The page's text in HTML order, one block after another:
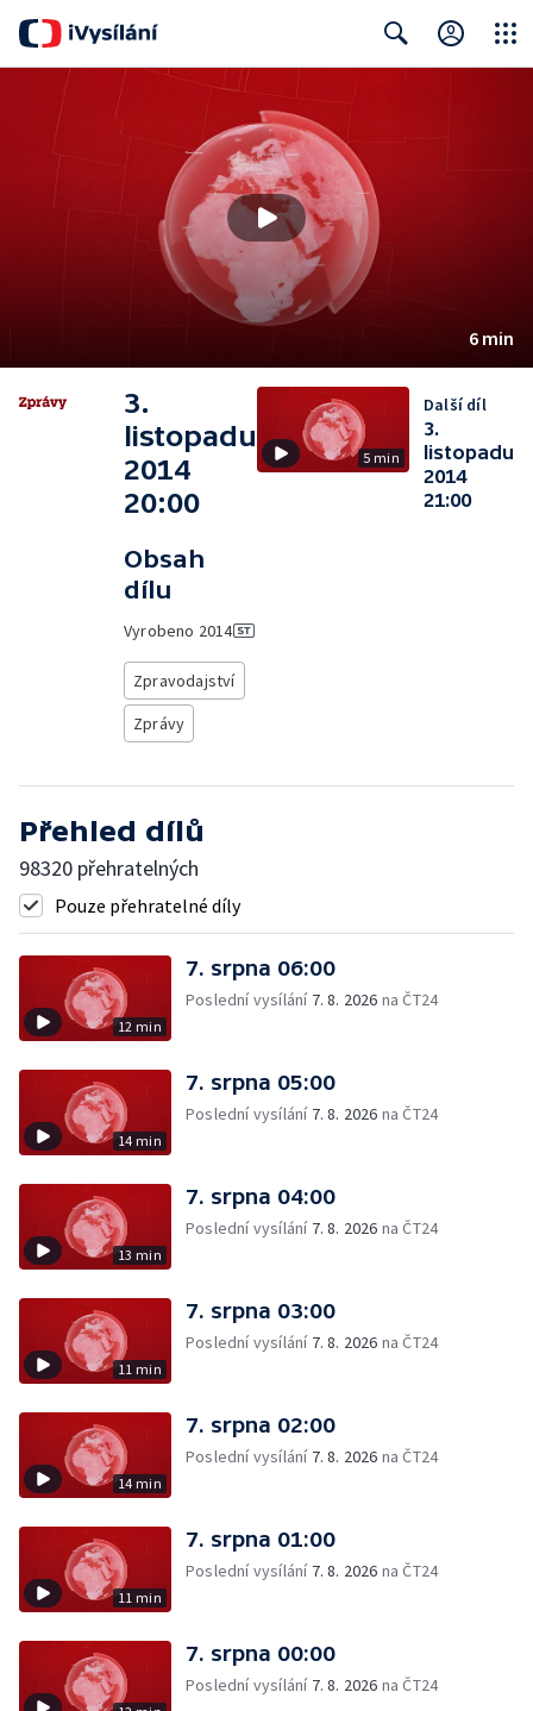
6 min
3.
listopadu
2014
20:00
Obsah
dílu
Vyrobeno 2014
Zpravodajství
Zprávy
5 min
Další díl
3.
listopadu
2014
21:00
Přehled dílů
98320 přehratelných
Pouze přehratelné díly
12 min
7. srpna 06:00
Poslední vysílání 7. 8. 2026 na ČT24
14 min
7. srpna 05:00
Poslední vysílání 7. 8. 2026 na ČT24
13 min
7. srpna 04:00
Poslední vysílání 7. 8. 2026 na ČT24
11 min
7. srpna 03:00
Poslední vysílání 7. 8. 2026 na ČT24
14 min
7. srpna 02:00
Poslední vysílání 7. 8. 2026 na ČT24
11 min
7. srpna 01:00
Poslední vysílání 7. 8. 2026 na ČT24
7. srpna 00:00
Poslední vysílání 7. 8. 2026 na ČT24